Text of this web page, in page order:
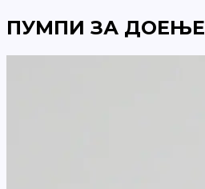
ПУМПИ ЗА ДОЕЊЕ